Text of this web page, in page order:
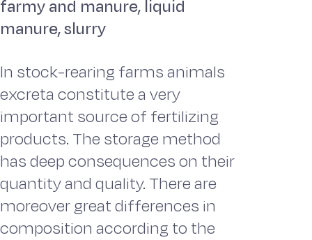
farmy and manure, liquid
manure, slurry
ln stock-rearing farms animals
excreta constitute a very
important source of fertilizing
products. The storage method
has deep consequences on their
quantity and quality. There are
moreover great differences in
composition according to the